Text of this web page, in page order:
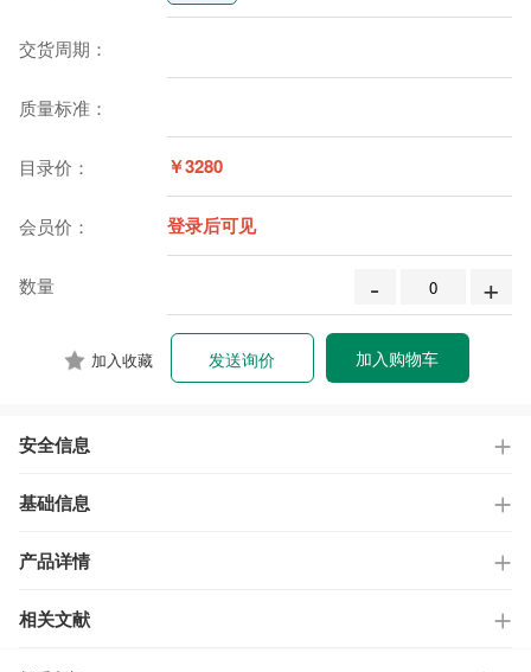
交货周期：
质量标准：
目录价： ￥3280
会员价： 登录后可见
数量 - +
加入收藏 加入购物车
发送询价
安全信息
基础信息
产品详情
相关文献